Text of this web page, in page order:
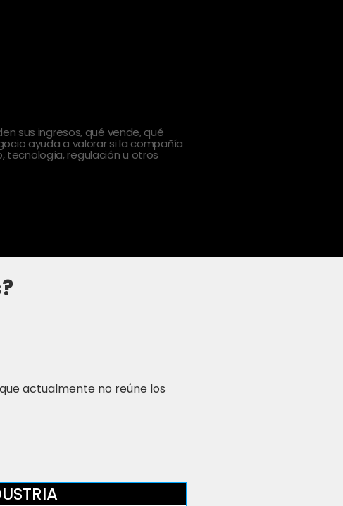
sus ingresos, qué vende, qué
ayuda a valorar si la compañía
tecnología, regulación u otros
actualmente no reúne los